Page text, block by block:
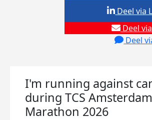
Deel
Deel
Deel via
I'm running against
during TCS Amsterdam
Marathon 2026